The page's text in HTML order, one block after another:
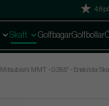
4.8
Skaft GolfbagarGolfbollar
Mitsubishi MMT - 0.355" - Enskilda